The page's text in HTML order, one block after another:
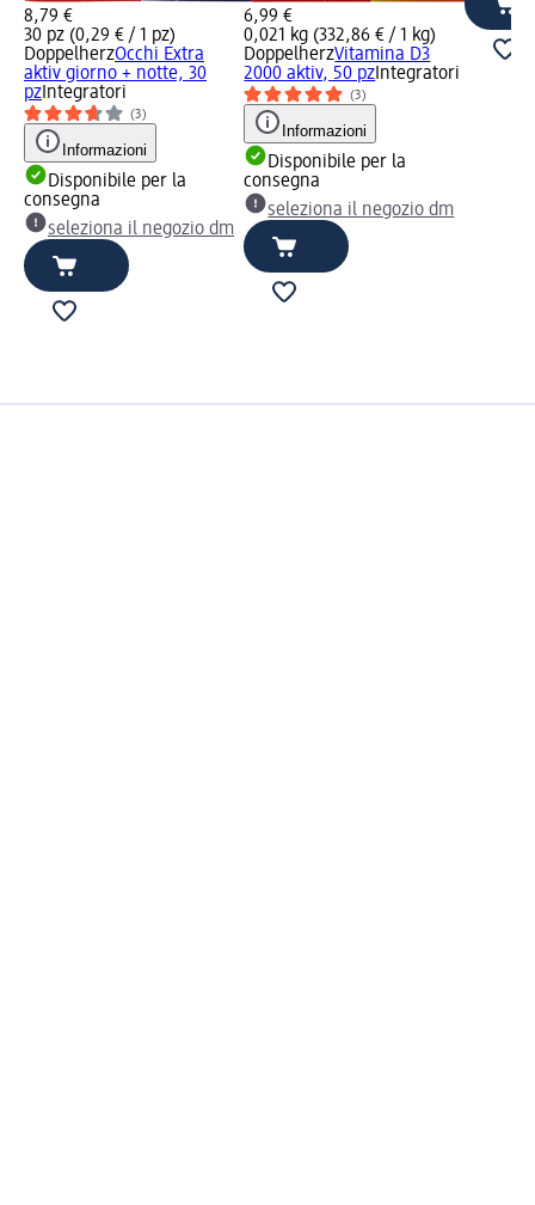
8,79 €
30 pz (0,29 € / 1 pz)
DoppelherzOcchi Extra
aktiv giorno + notte, 30
pz Integratori
(3)
Informazioni
Disponibile per la
consegna
seleziona il negozio dm
6,99 €
0,021 kg (332,86 € / 1 kg)
DoppelherzVitamina D3
2000 aktiv, 50 pz Integratori
(3)
Informazioni
Disponibile per la
consegna
seleziona il negozio dm